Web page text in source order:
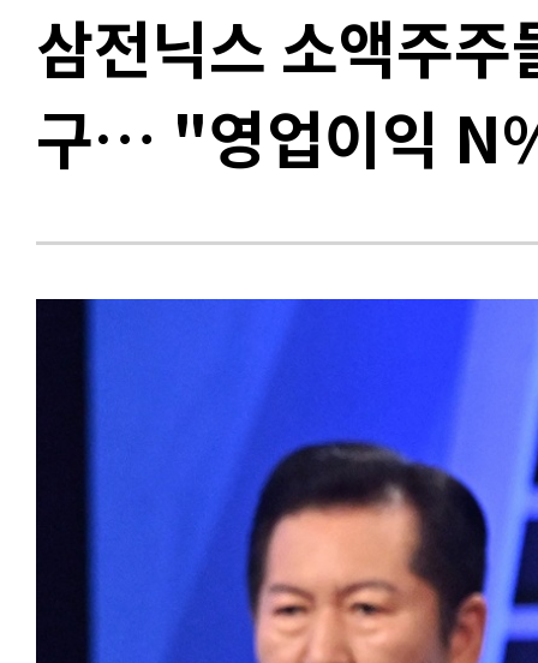
삼전닉스 소액주
구… "영업이익